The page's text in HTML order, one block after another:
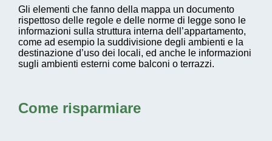
Gli elementi che fanno della mappa un documento
rispettoso delle regole e delle norme di legge sono le
informazioni sulla struttura interna dell’appartamento,
come ad esempio la suddivisione degli ambienti e la
destinazione d’uso dei locali, ed anche le informazioni
sugli ambienti esterni come balconi o terrazzi.
Come risparmiare